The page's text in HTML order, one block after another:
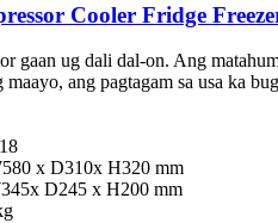
Cooler Fridge
gaan ug dali dal-on. Ang
maayo, ang pagtagam sa usa ka
x D310x H320 mm
D245 x H200 mm